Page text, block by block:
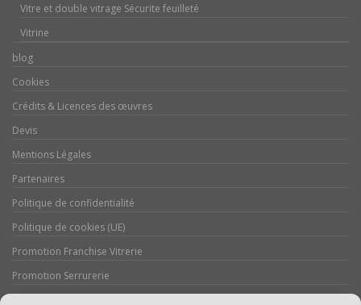
Vitre et double vitrage Sécurite feuilleté
Vitrine
blog
Cookies
Crédits & Licences des œuvres
Devis
Mentions Légales
Partenaires
Politique de confidentialité
Politique de cookies (UE)
Promotion Franchise Vitrerie
Promotion Serrurerie